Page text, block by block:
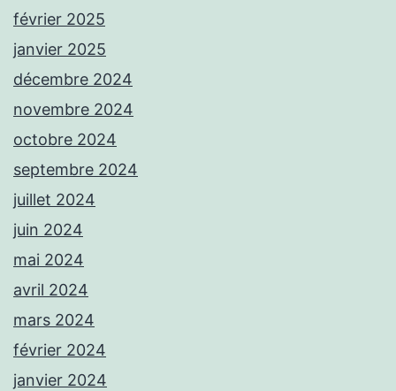
février 2025
janvier 2025
décembre 2024
novembre 2024
octobre 2024
septembre 2024
juillet 2024
juin 2024
mai 2024
avril 2024
mars 2024
février 2024
janvier 2024